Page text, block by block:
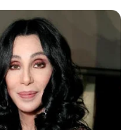
por falsificar
anuênios, triênios,
e licenças-prêmio